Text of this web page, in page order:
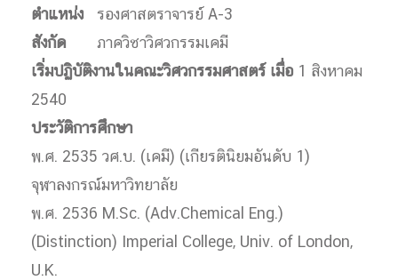
ตำแหน่ง รองศาสตราจารย์ A-3
สังกัด ภาควิชาวิศวกรรมเคมี
เริ่มปฏิบัติงานในคณะวิศวกรรมศาสตร์ เมื่อ 1 สิงหาคม
2540
ประวัติการศึกษา
พ.ศ. 2535 วศ.บ. (เคมี) (เกียรตินิยมอันดับ 1)
จุฬาลงกรณ์มหาวิทยาลัย
พ.ศ. 2536 M.Sc. (Adv.Chemical Eng.)
(Distinction) Imperial College, Univ. of London,
U.K.